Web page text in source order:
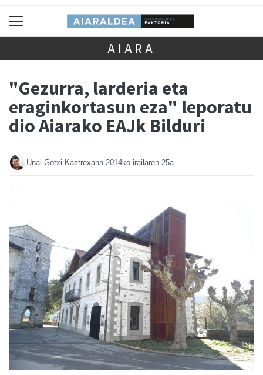
AIARA
"Gezurra, larderia eta
eraginkortasun eza" leporatu
dio Aiarako EAJk Bilduri
Unai Gotxi Kastrexana 2014ko irailaren 25a